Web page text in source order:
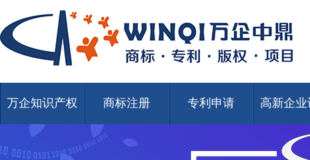
万企知识产权 商标注册 专利申请 高新企业